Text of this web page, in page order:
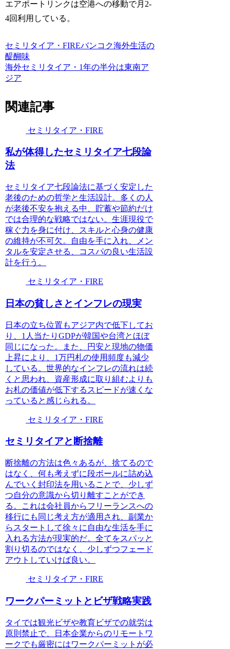
エアポートリンクは空港への移動で月2-
4回利用している。
セミリタイア・FIREバンコク海外生活の
醍醐味
海外セミリタイア・1年の半分は東南ア
ジア
関連記事
セミリタイア・FIRE
私が体得したセミリタイア七段論
法
セミリタイア七段論法に基づく安定した
老後のための哲学と生活設計。多くの人
が老後不安を抱える中、貯蓄や節約だけ
では合理的な戦略ではない。生涯現役で
稼ぐ力を身に付け、スキルと心身の健康
の維持が不可欠。自由を手に入れ、メン
タルを安定させる、コスパの良い生活設
計を行う。
セミリタイア・FIRE
日本の貧しさとインフレの現実
日本の立ち位置もアジア内で低下してお
り、1人当たりGDPが韓国や台湾とほぼ
同じになった。また、円安と現地の物価
上昇により、1万円札の使用頻度も減少
している。世界的なインフレの流れは続
くと思われ、資産形成に取り組むよりも
お札の価値が低下するスピードが速くな
っていると感じられる。
セミリタイア・FIRE
セミリタイアと断捨離
断捨離の方法は色々あるが、捨てるので
はなく、何も考えずに段ボールに詰め込
んでいく封印法を用いることで、少しず
つ自分の意識から切り離すことができ
る。これは会社員からフリーランスへの
移行にも同じ考え方が適用され、副業か
らスタートして徐々に自由な生活を手に
入れる方法が現実的だ。全てをスパッと
割り切るのではなく、少しずつフェード
アウトしていけば良い。
セミリタイア・FIRE
ワークパーミットとビザ戦略実践
タイでは観光ビザや教育ビザでの就労は
原則禁止で、日本企業からのリモートワ
ークでも厳密にはワークパーミットが必